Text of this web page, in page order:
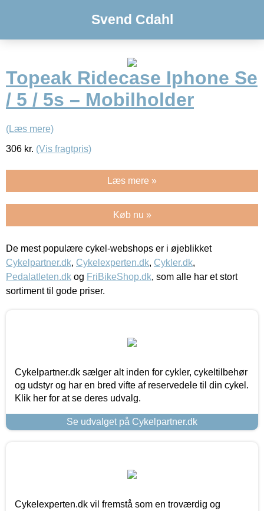
Svend Cdahl
Topeak Ridecase Iphone Se
/ 5 / 5s – Mobilholder
(Læs mere)
306 kr. (Vis fragtpris)
Læs mere »
Køb nu »
De mest populære cykel-webshops er i øjeblikket
Cykelpartner.dk, Cykelexperten.dk, Cykler.dk,
Pedalatleten.dk og FriBikeShop.dk, som alle har et stort
sortiment til gode priser.
Cykelpartner.dk sælger alt inden for cykler, cykeltilbehør
og udstyr og har en bred vifte af reservedele til din cykel.
Klik her for at se deres udvalg.
Se udvalget på Cykelpartner.dk
Cykelexperten.dk vil fremstå som en troværdig og